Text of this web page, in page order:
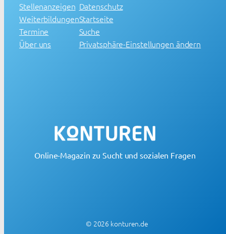
Stellenanzeigen
Weiterbildungen
Termine
Über uns
Datenschutz
Startseite
Suche
Privatsphäre-Einstellungen ändern
Online-Magazin zu Sucht und sozialen Fragen
© 2026 konturen.de